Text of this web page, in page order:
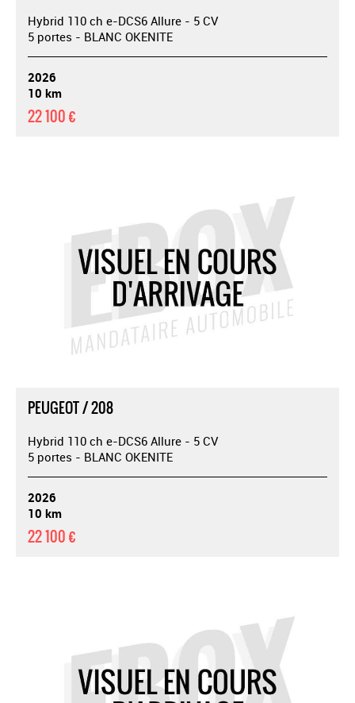
Hybrid 110 ch e-DCS6 Allure - 5 CV
5 portes - BLANC OKENITE
2026
10 km
22 100 €
PEUGEOT / 208
Hybrid 110 ch e-DCS6 Allure - 5 CV
5 portes - BLANC OKENITE
2026
10 km
22 100 €